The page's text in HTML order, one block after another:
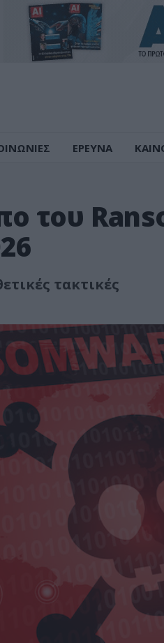
ΕΡΕΥΝΑ
του
τακτικές